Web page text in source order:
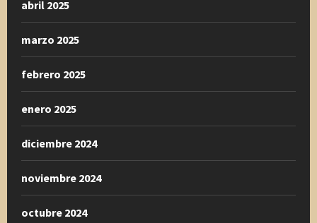
abril 2025
marzo 2025
febrero 2025
enero 2025
diciembre 2024
noviembre 2024
octubre 2024